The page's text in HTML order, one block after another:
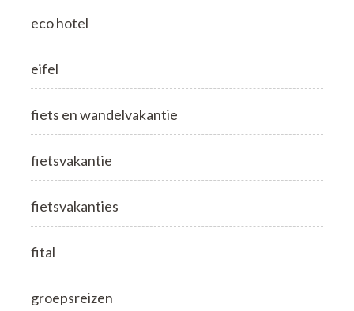
eco hotel
eifel
fiets en wandelvakantie
fietsvakantie
fietsvakanties
fital
groepsreizen